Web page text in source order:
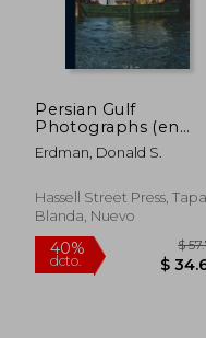
Persian Gulf
Photographs (en
Inglés)
Erdman, Donald S.
Hassell Street Press, Tapa
Blanda, Nuevo